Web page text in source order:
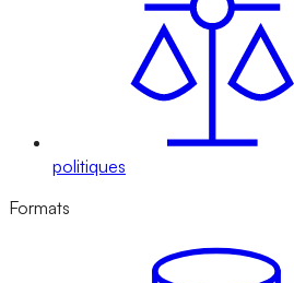
politiques
Formats